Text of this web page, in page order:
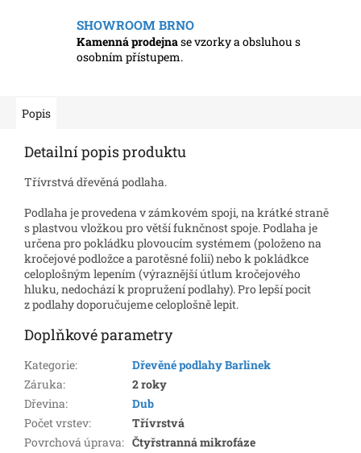
SHOWROOM BRNO
Kamenná prodejnase vzorky a obsluhou s
osobním přístupem.
Popis
Detailní popis produktu
Třívrstvá dřevěná podlaha.
Podlaha je provedena v zámkovém spoji, na krátké straně
s plastvou vložkou pro větší fuknčnost spoje. Podlaha je
určena pro pokládku plovoucím systémem (položeno na
kročejové podložce a parotěsné folii) nebo k pokládkce
celoplošným lepením (výraznější útlum kročejového
hluku, nedochází k propružení podlahy). Pro lepší pocit
z podlahy doporučujeme celoplošně lepit.
Doplňkové parametry
Kategorie:
Dřevěné podlahy Barlinek
Záruka:
2 roky
Dřevina:
Dub
Počet vrstev:
Třívrstvá
Povrchová úprava: Čtyřstranná mikrofáze